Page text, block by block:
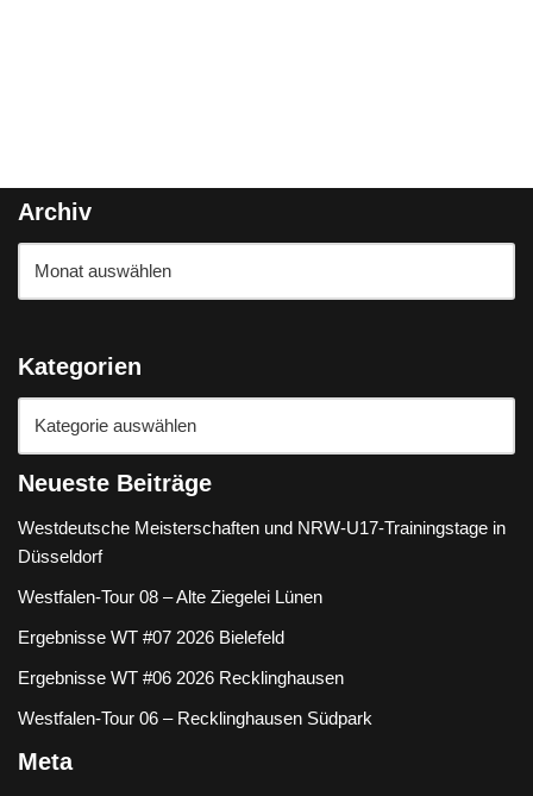
Archiv
Kategorien
Neueste Beiträge
Westdeutsche Meisterschaften und NRW-U17-Trainingstage in
Düsseldorf
Westfalen-Tour 08 – Alte Ziegelei Lünen
Ergebnisse WT #07 2026 Bielefeld
Ergebnisse WT #06 2026 Recklinghausen
Westfalen-Tour 06 – Recklinghausen Südpark
Meta